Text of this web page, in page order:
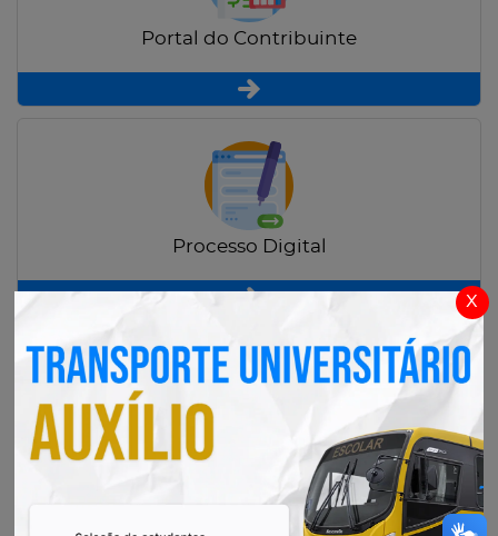
x
Portal do Contribuinte
Processo Digital
Radar Transparência Pública